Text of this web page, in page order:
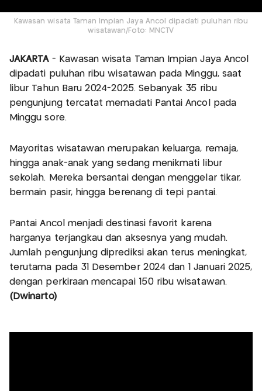
Kawasan wisata Taman Impian Jaya Ancol dipadati puluhan ribu
wisatawan/Foto: MNCTV
JAKARTA- Kawasan wisata Taman Impian Jaya Ancol
dipadati puluhan ribu wisatawan pada Minggu, saat
libur Tahun Baru 2024-2025. Sebanyak 35 ribu
pengunjung tercatat memadati Pantai Ancol pada
Minggu sore.
Mayoritas wisatawan merupakan keluarga, remaja,
hingga anak-anak yang sedang menikmati libur
sekolah. Mereka bersantai dengan menggelar tikar,
bermain pasir, hingga berenang di tepi pantai.
Pantai Ancol menjadi destinasi favorit karena
harganya terjangkau dan aksesnya yang mudah.
Jumlah pengunjung diprediksi akan terus meningkat,
terutama pada 31 Desember 2024 dan 1 Januari 2025,
dengan perkiraan mencapai 150 ribu wisatawan.
(Dwinarto)